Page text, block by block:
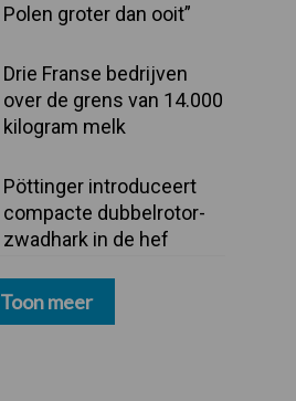
Polen groter dan ooit”
Drie Franse bedrijven
over de grens van 14.000
kilogram melk
Pöttinger introduceert
compacte dubbelrotor-
zwadhark in de hef
Toon meer